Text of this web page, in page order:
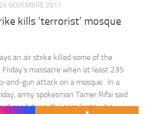
25 NOVEMBRE 2017
kills ‘terrorist’ mosque
an air strike killed some of the
massacre when at least 235
and-gun attack on a mosque. In a
army spokesman Tamer Rifai said
chased down the assailants who,